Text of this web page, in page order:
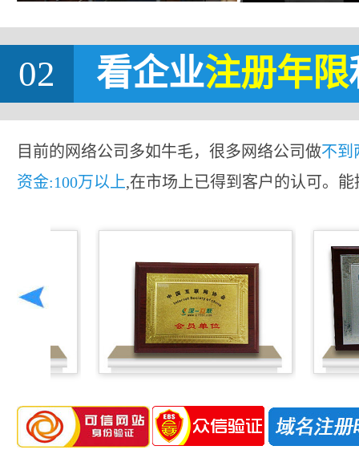
02 看企业注册年限
目前的网络公司多如牛毛，很多网络公司做不到
资金:100万以上,在市场上已得到客户的认可。